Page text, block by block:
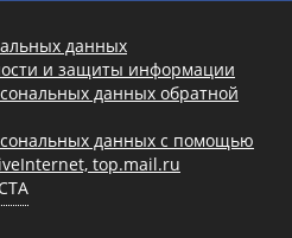
данных
и защиты информации
данных обратной
данных с помощью
top.mail.ru